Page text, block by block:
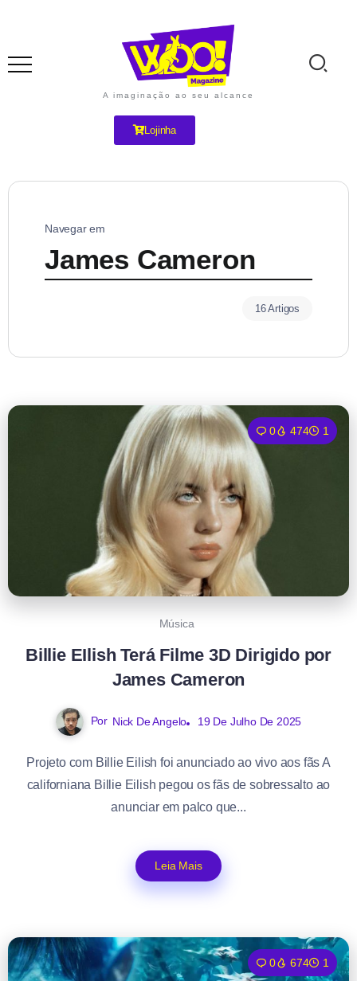
A imaginação ao seu alcance
Lojinha
Navegar em
James Cameron
16 Artigos
0 474 1
Música
Billie EIlish Terá Filme 3D Dirigido por
James Cameron
Por Nick De Angelo 19 De Julho De 2025
Projeto com Billie Eilish foi anunciado ao vivo aos fãs A
californiana Billie Eilish pegou os fãs de sobressalto ao
anunciar em palco que...
Leia Mais
0 674 1